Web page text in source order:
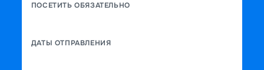
ПОСЕТИТЬ ОБЯЗАТЕЛЬНО
ДАТЫ ОТПРАВЛЕНИЯ